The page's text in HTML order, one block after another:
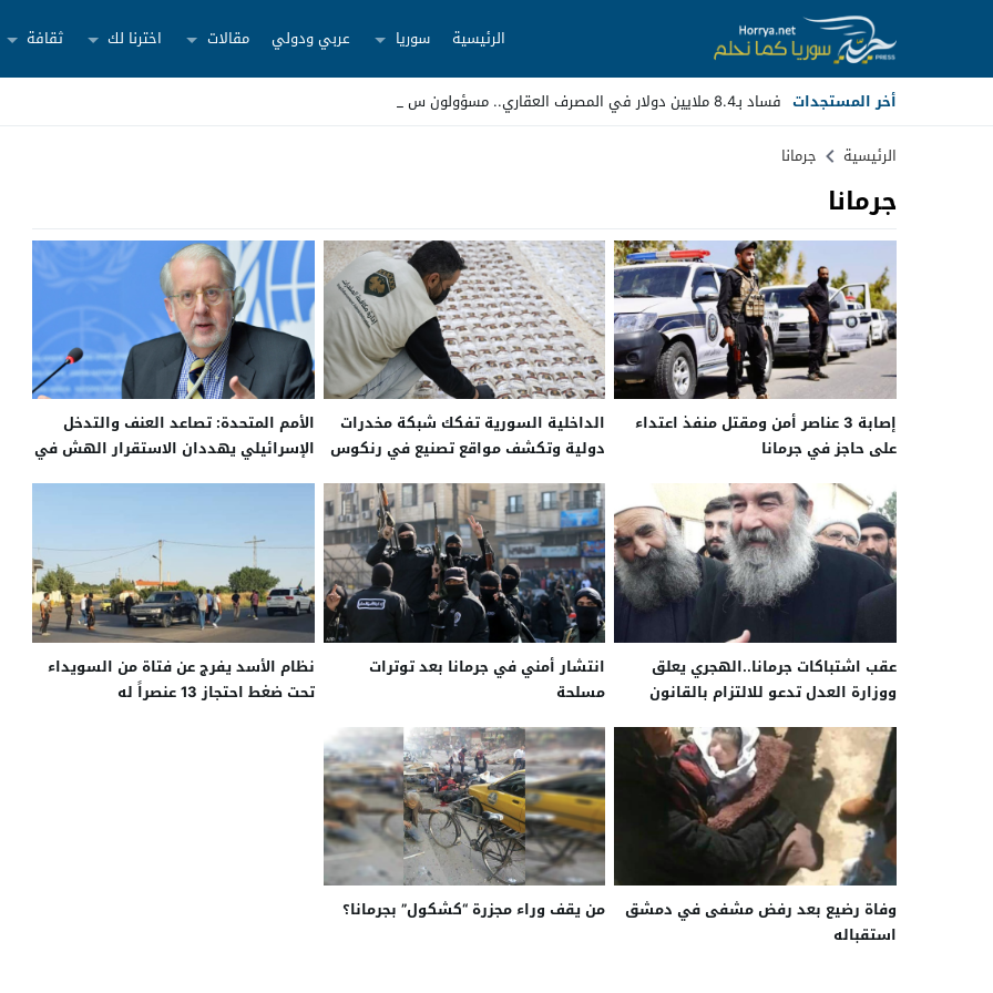
الرئيسية سوريا عربي ودولي مقالات اخترنا لك ثقافة
أخر المستجدات فساد بـ8.4 ملايين دولار في المصرف العقاري.. مسؤولون سابقو _
Next
الرئيسية جرمانا
جرمانا
إصابة 3 عناصر أمن ومقتل منفذ اعتداء
على حاجز في جرمانا
الداخلية السورية تفكك شبكة مخدرات
دولية وتكشف مواقع تصنيع في رنكوس
الأمم المتحدة: تصاعد العنف والتدخل
الإسرائيلي يهددان الاستقرار الهش في
عقب اشتباكات جرمانا..الهجري يعلق
ووزارة العدل تدعو للالتزام بالقانون
انتشار أمني في جرمانا بعد توترات
مسلحة
نظام الأسد يفرج عن فتاة من السويداء
تحت ضغط احتجاز 13 عنصراً له
وفاة رضيع بعد رفض مشفى في دمشق
استقباله
من يقف وراء مجزرة “كشكول” بجرمانا؟